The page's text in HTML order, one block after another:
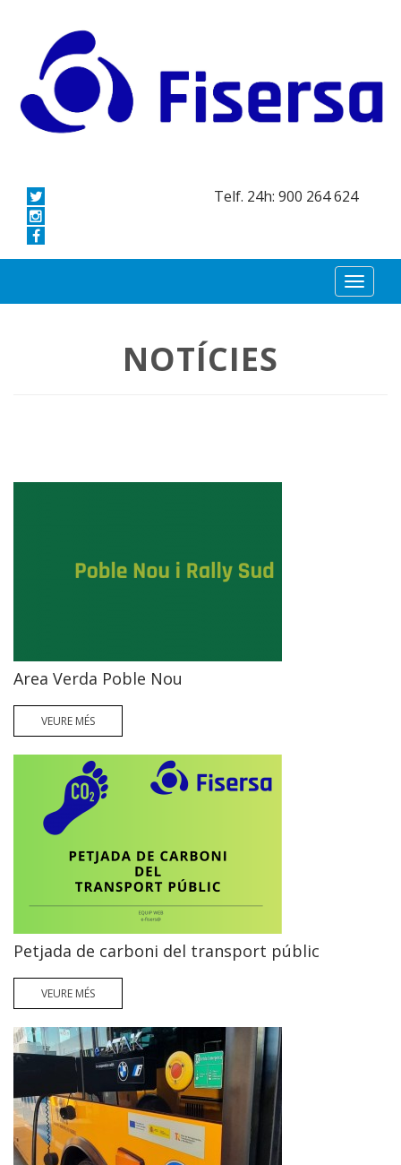
Telf. 24h: 900 264 624
NOTÍCIES
Area Verda Poble Nou
VEURE MÉS
Petjada de carboni del transport públic
VEURE MÉS